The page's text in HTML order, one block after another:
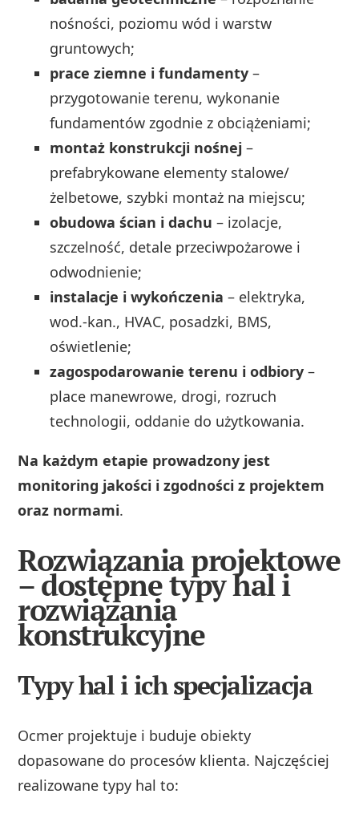
nośności, poziomu wód i warstw
gruntowych;
prace ziemne i fundamenty –
przygotowanie terenu, wykonanie
fundamentów zgodnie z obciążeniami;
montaż konstrukcji nośnej –
prefabrykowane elementy stalowe/
żelbetowe, szybki montaż na miejscu;
obudowa ścian i dachu – izolacje,
szczelność, detale przeciwpożarowe i
odwodnienie;
instalacje i wykończenia – elektryka,
wod.-kan., HVAC, posadzki, BMS,
oświetlenie;
zagospodarowanie terenu i odbiory –
place manewrowe, drogi, rozruch
technologii, oddanie do użytkowania.
Na każdym etapie prowadzony jest
monitoring jakości i zgodności z projektem
oraz normami.
Rozwiązania projektowe
– dostępne typy hal i
rozwiązania
konstrukcyjne
Typy hal i ich specjalizacja
Ocmer projektuje i buduje obiekty
dopasowane do procesów klienta. Najczęściej
realizowane typy hal to: